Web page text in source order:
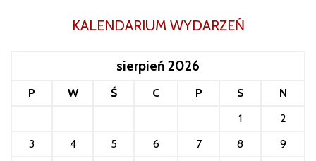
KALENDARIUM WYDARZEŃ
sierpień 2026
P W Ś C P S
N
1
2
3
4 5 6 7 8
9